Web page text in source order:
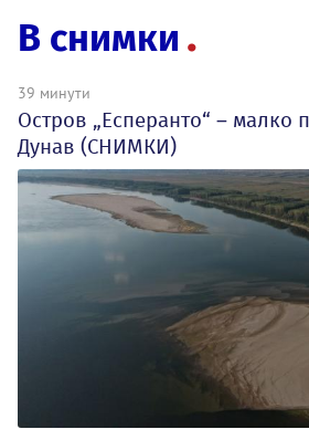
В снимки
39 минути
Остров „Есперанто“ – малко
Дунав (СНИМКИ)